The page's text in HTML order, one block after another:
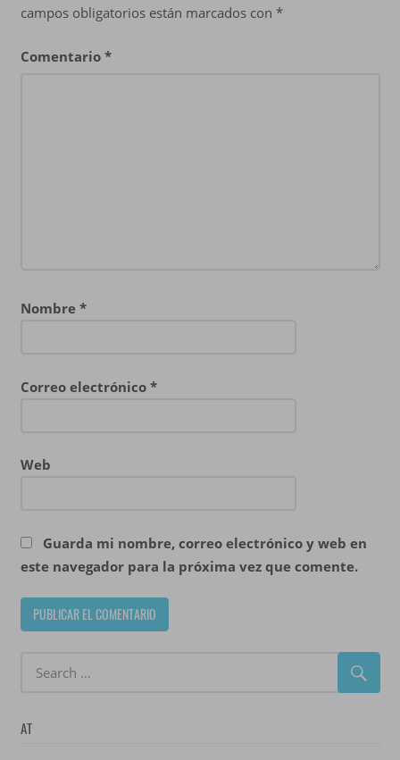
campos obligatorios están marcados con *
Comentario *
Nombre *
Correo electrónico *
Web
Guarda mi nombre, correo electrónico y web en
este navegador para la próxima vez que comente.
AT